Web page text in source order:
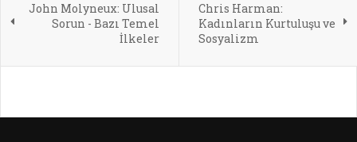
John Molyneux: Ulusal
Sorun - Bazı Temel
İlkeler
Chris Harman:
Kadınların Kurtuluşu ve
Sosyalizm